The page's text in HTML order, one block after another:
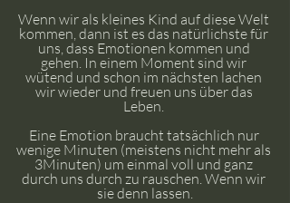
Wenn wir als kleines Kind auf diese Welt
kommen, dann ist es das natürlichste für
uns, dass Emotionen kommen und
gehen. In einem Moment sind wir
wütend und schon im nächsten lachen
wir wieder und freuen uns über das
Leben.
Eine Emotion braucht tatsächlich nur
wenige Minuten (meistens nicht mehr als
3Minuten) um einmal voll und ganz
durch uns durch zu rauschen. Wenn wir
sie denn lassen.